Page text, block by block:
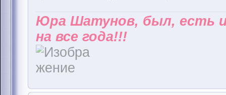
Юра Шатунов, был, есть
на все года!!!